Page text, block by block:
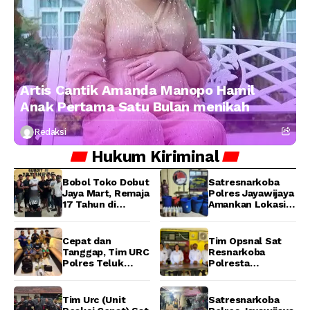
Artis Cantik Amanda Manopo Hamil
Anak Pertama Satu Bulan menikah
Redaksi
Hukum Kiriminal
Bobol Toko Dobut
Jaya Mart, Remaja
17 Tahun di
URC Resmob
Jatanras Polda
Papua Barat
Satresnarkoba
Polres Jayawijaya
Amankan Lokasi
Wamena
Cepat dan
Tanggap, Tim URC
Polres Teluk
Pelaku Pencurian
di SMA
Tim Opsnal Sat
Resnarkoba
Polresta
Kasus Tindak
Pidana Narkotika
Tim Urc (Unit
Satresnarkoba